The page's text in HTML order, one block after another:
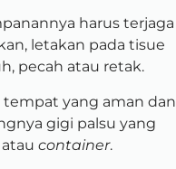
harus terjaga
letakan pada tisue
pecah atau retak.
yang aman dan
gigi palsu yang
atau container.